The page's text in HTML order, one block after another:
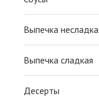
Выпечка
Выпечка сладкая
Десерты